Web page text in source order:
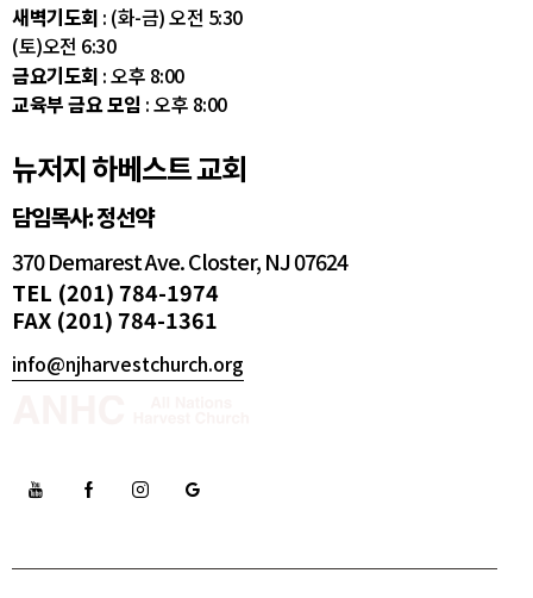
새벽기도회 : (화-금) 오전 5:30
(토)오전 6:30
금요기도회 : 오후 8:00
교육부 금요 모임 : 오후 8:00
뉴저지 하베스트 교회
담임목사: 정선약
370 Demarest Ave. Closter, NJ 07624
TEL (201) 784-1974
FAX (201) 784-1361
info@njharvestchurch.org